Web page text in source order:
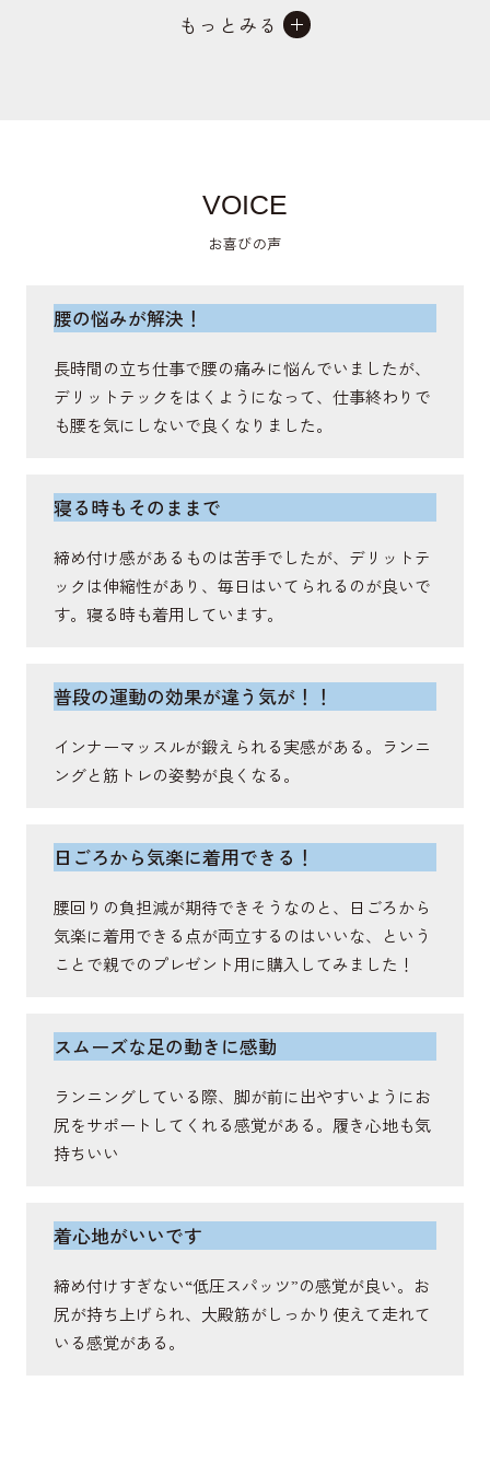
僧帽筋
棘突起
体幹や背骨の運動軸をサポートする骨。
広背筋
脊柱を伸展・側屈し、体幹の安定をさせ、回旋を補
助する筋肉。
脊柱起立筋
幹の安定に関与する筋肉。
もっとみる
VOICE
お喜びの声
腰の悩みが解決！
長時間の立ち仕事で腰の痛みに悩んでいましたが、
デリットテックをはくようになって、仕事終わりで
も腰を気にしないで良くなりました。
寝る時もそのままで
締め付け感があるものは苦手でしたが、デリットテ
ックは伸縮性があり、毎日はいてられるのが良いで
す。寝る時も着用しています。
普段の運動の効果が違う気が！！
インナーマッスルが鍛えられる実感がある。ランニ
ングと筋トレの姿勢が良くなる。
日ごろから気楽に着用できる！
腰回りの負担減が期待できそうなのと、日ごろから
気楽に着用できる点が両立するのはいいな、という
ことで親でのプレゼント用に購入してみました！
スムーズな足の動きに感動
ランニングしている際、脚が前に出やすいようにお
尻をサポートしてくれる感覚がある。履き心地も気
持ちいい
着心地がいいです
締め付けすぎない“低圧スパッツ”の感覚が良い。お
尻が持ち上げられ、大殿筋がしっかり使えて走れて
いる感覚がある。